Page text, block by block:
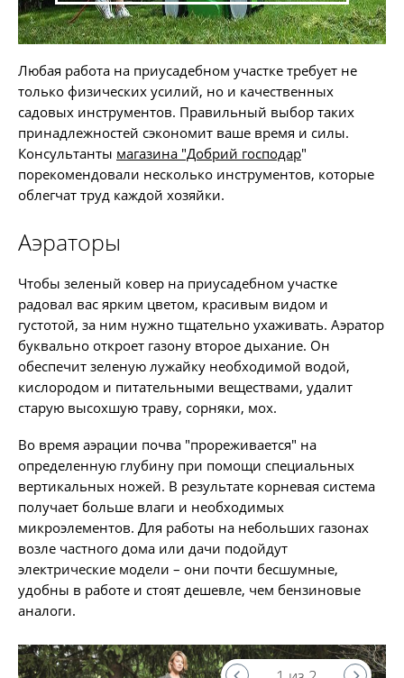
Любая работа на приусадебном участке требует не
только физических усилий, но и качественных
садовых инструментов. Правильный выбор таких
принадлежностей сэкономит ваше время и силы.
Консультанты магазина "Добрий господар"
порекомендовали несколько инструментов, которые
облегчат труд каждой хозяйки.
Аэраторы
Чтобы зеленый ковер на приусадебном участке
радовал вас ярким цветом, красивым видом и
густотой, за ним нужно тщательно ухаживать. Аэратор
буквально откроет газону второе дыхание. Он
обеспечит зеленую лужайку необходимой водой,
кислородом и питательными веществами, удалит
старую высохшую траву, сорняки, мох.
Во время аэрации почва "прореживается" на
определенную глубину при помощи специальных
вертикальных ножей. В результате корневая система
получает больше влаги и необходимых
микроэлементов. Для работы на небольших газонах
возле частного дома или дачи подойдут
электрические модели – они почти бесшумные,
удобны в работе и стоят дешевле, чем бензиновые
аналоги.